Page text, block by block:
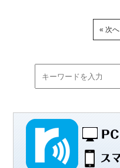
« 次へ